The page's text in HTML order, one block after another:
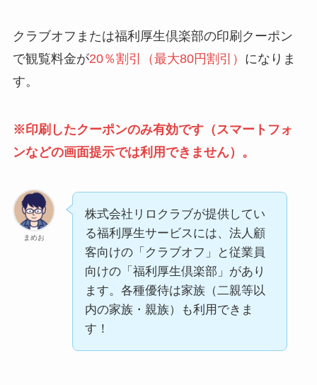
クラブオフまたは福利厚生倶楽部の印刷クーポン
で観覧料金が20％割引（最大80円割引） になりま
す。
※印刷したクーポンのみ有効です（スマートフォ
ンなどの画面提示では利用できません）。
まめお
株式会社リロクラブが提供してい
る福利厚生サービスには、法人顧
客向けの「クラブオフ」と従業員
向けの「福利厚生倶楽部」があり
ます。各種優待は家族（二親等以
内の家族・親族）も利用できま
す！